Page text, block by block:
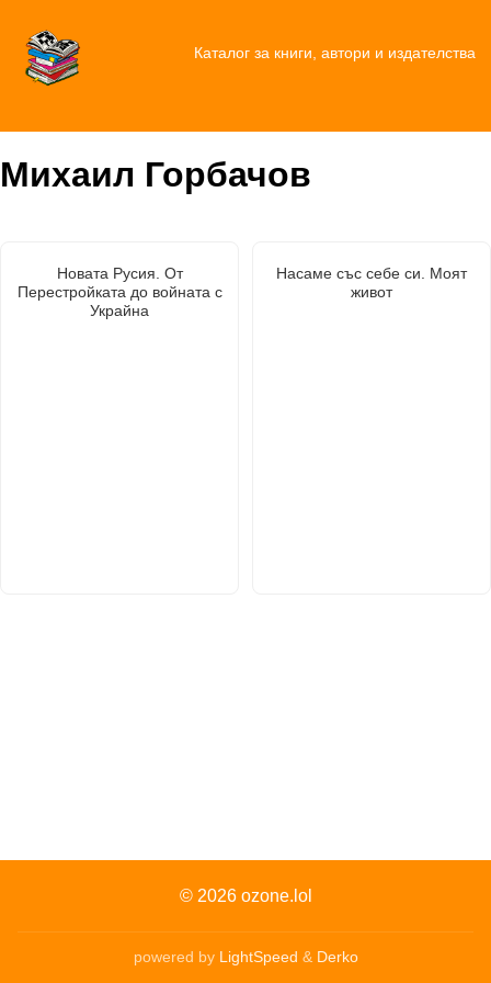
Каталог за книги, автори и издателства
Михаил Горбачов
Новата Русия. От
Перестройката до войната с
Украйна
Насаме със себе си. Моят
живот
© 2026 ozone.lol
powered by LightSpeed & Derko